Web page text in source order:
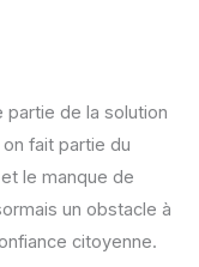
partie de la solution
fait partie du
le manque de
un obstacle à
citoyenne.